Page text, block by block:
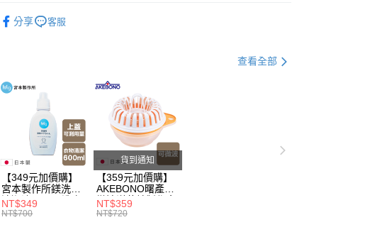
1.本服務係由「台灣大哥大股份有限公司」（以下簡稱本公司）所提供，讓
2.基於同意付款使用「大哥付你分期」之契約關係目的，商店將以您的個人
用，由本公司與您本人進行分期帳單所需資料之確認、核對及更正。
3.完整用戶服務條款，請詳閱以下連結：
宅配【父親節大回饋】限時$299免運
每筆NT$150，滿NT$299(含以上)免運費
▶山崎磁吸商品滿額加碼送↘無
【本月主打】 ▶超商取貨專區｜限時優惠
【本月主打】 ▶日本熱銷補貨到$299up
【本月主打】 ▶網格收納下殺5折｜限量搶購
【🎉歡慶父親節 瘋殺5折up】
▶【限時加價購$159up】官網獨
家搶購！
【🎉歡慶父親節 瘋殺5折up】
分享 客服
查看全部
【349元加價購】
宮本製作所鎂洗衣
清潔液600ml/洗衣
精/洗衣鎂/洗衣用
NT$349
NT$700
貨到通知
【359元加價購】
AKEBONO曙產業
微波洋芋片製作盒/
料理盒/健康零食/
NT$359
NT$720